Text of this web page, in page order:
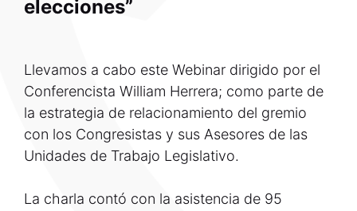
elecciones”
Llevamos a cabo este Webinar dirigido por el
Conferencista William Herrera; como parte de
la estrategia de relacionamiento del gremio
con los Congresistas y sus Asesores de las
Unidades de Trabajo Legislativo.
La charla contó con la asistencia de 95